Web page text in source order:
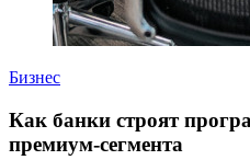
Бизнес
Как банки строят
премиум-сегмента